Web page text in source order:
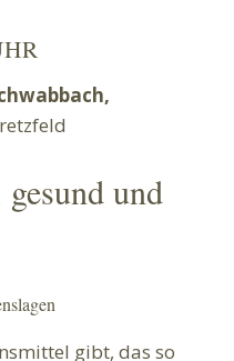
und
gibt, das so